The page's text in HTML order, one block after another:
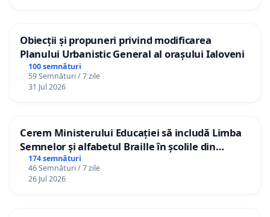
Obiecții și propuneri privind modificarea
Planului Urbanistic General al orașului Ialoveni
100 semnături
59 Semnături / 7 zile
31 Jul 2026
Cerem Ministerului Educației să includă Limba
Semnelor și alfabetul Braille în școlile din
Republica Moldova!
174 semnături
46 Semnături / 7 zile
26 Jul 2026